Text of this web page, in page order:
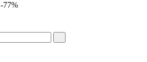
-77%